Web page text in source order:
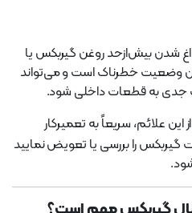
شدن بیش‌ازحد روغن گیربکس یا
وضعیت خطرناک است و می‌تواند
جدی به قطعات داخلی شود.
علائم، سریعاً به تعمیرکار
را بررسی یا تعویض نمایید